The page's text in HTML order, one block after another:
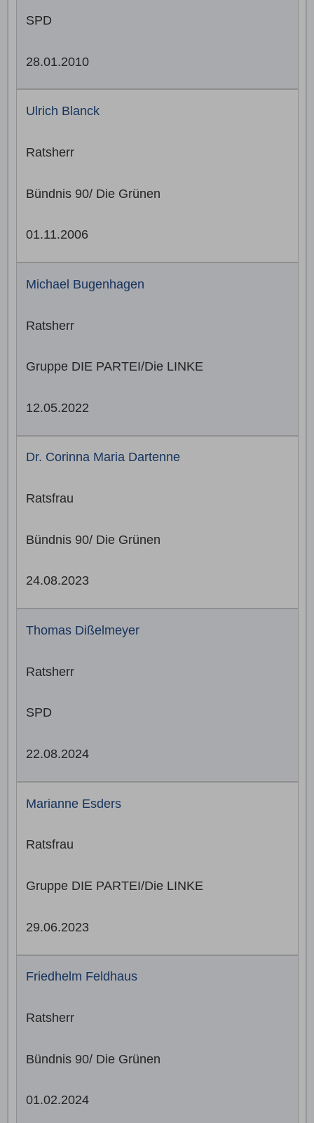
SPD
28.01.2010
Ulrich Blanck
Ratsherr
Bündnis 90/ Die Grünen
01.11.2006
Michael Bugenhagen
Ratsherr
Gruppe DIE PARTEI/Die LINKE
12.05.2022
Dr. Corinna Maria Dartenne
Ratsfrau
Bündnis 90/ Die Grünen
24.08.2023
Thomas Dißelmeyer
Ratsherr
SPD
22.08.2024
Marianne Esders
Ratsfrau
Gruppe DIE PARTEI/Die LINKE
29.06.2023
Friedhelm Feldhaus
Ratsherr
Bündnis 90/ Die Grünen
01.02.2024